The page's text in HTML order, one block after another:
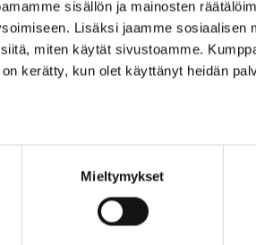
sisällön ja mainosten
Lisäksi jaamme sosiaalisen
miten käytät sivustoamme.
kerätty, kun olet käyttänyt heidän
Mieltymykset